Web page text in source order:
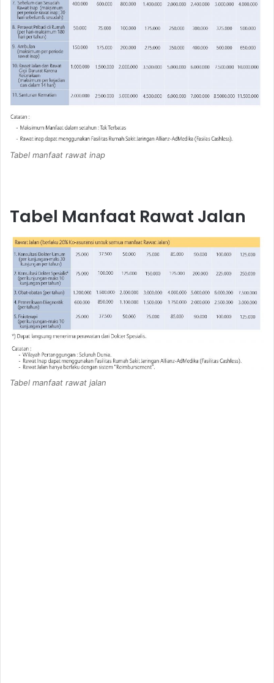
Tabel manfaat rawat inap
Tabel Manfaat Rawat Jalan
Tabel manfaat rawat jalan